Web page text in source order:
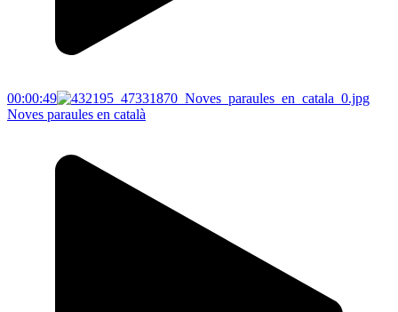
00:00:49
Noves paraules en català